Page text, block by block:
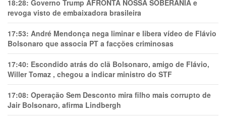
18:28: Governo Trump AFRONTA NOSSA SOBERANIA e
revoga visto de embaixadora brasileira
17:53: André Mendonça nega liminar e libera vídeo de Flávio
Bolsonaro que associa PT a facções criminosas
17:40: Escondido atrás do clã Bolsonaro, amigo de Flávio,
Willer Tomaz , chegou a indicar ministro do STF
17:08: Operação Sem Desconto mira filho mais corrupto de
Jair Bolsonaro, afirma Lindbergh